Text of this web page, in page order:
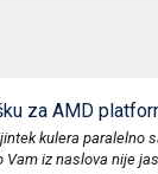
za AMD
kulera paralelno
Vam iz naslova nije